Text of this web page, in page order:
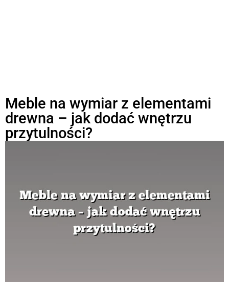
Meble na wymiar z elementami
drewna – jak dodać wnętrzu
przytulności?